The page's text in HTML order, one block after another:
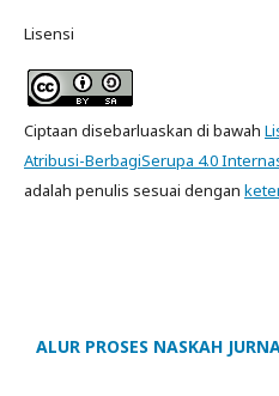
Lisensi
Ciptaan disebarluaskan di bawah
Atribusi-BerbagiSerupa 4.0
adalah penulis sesuai dengan
ALUR PROSES NASKAH